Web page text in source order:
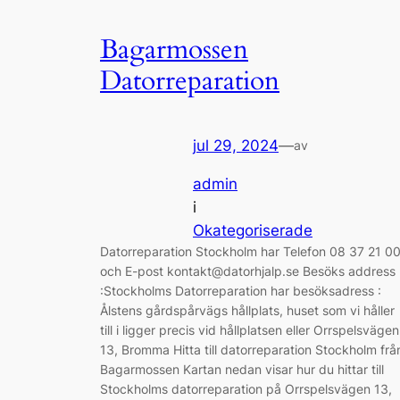
Bagarmossen
Datorreparation
jul 29, 2024—av
admin
i
Okategoriserade
Datorreparation Stockholm har Telefon 08 37 21 00
och E-post kontakt@datorhjalp.se Besöks address
:Stockholms Datorreparation har besöksadress :
Ålstens gårdspårvägs hållplats, huset som vi håller
till i ligger precis vid hållplatsen eller Orrspelsvägen
13, Bromma Hitta till datorreparation Stockholm
Bagarmossen Kartan nedan visar hur du hittar till
Stockholms datorreparation på Orrspelsvägen 13,